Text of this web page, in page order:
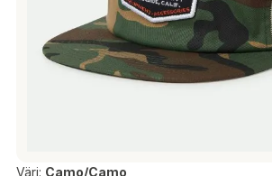
Väri: Camo/Camo